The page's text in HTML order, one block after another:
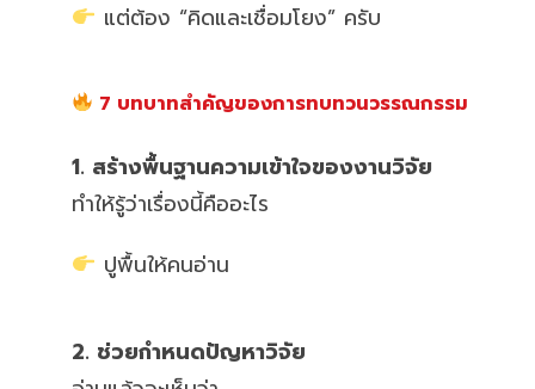
แต่ต้อง “คิดและเชื่อมโยง” ครับ
7 บทบาทสำคัญของการทบทวนวรรณกรรม
1. สร้างพื้นฐานความเข้าใจของงานวิจัย
ทำให้รู้ว่าเรื่องนี้คืออะไร
ปูพื้นให้คนอ่าน
2. ช่วยกำหนดปัญหาวิจัย